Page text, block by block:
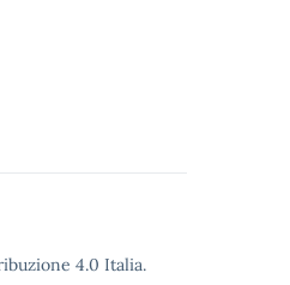
4.0 Italia.